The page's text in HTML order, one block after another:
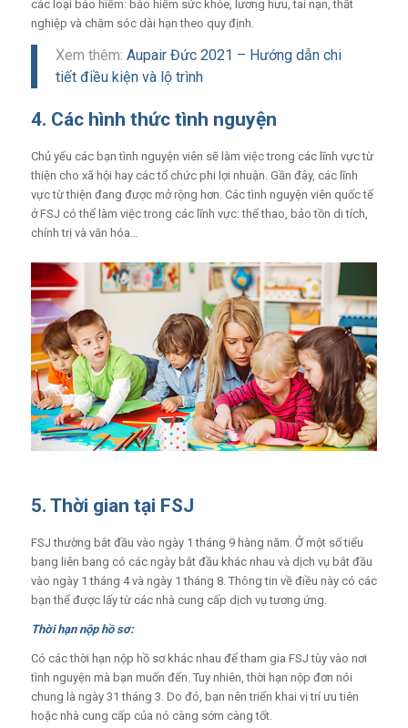
các loại bảo hiểm: bảo hiểm sức khỏe, lương hưu, tai nạn, thất
nghiệp và chăm sóc dài hạn theo quy định.
Xem thêm: Aupair Đức 2021 – Hướng dẫn chi
tiết điều kiện và lộ trình
4. Các hình thức tình nguyện
Chủ yếu các bạn tình nguyện viên sẽ làm việc trong các lĩnh vực từ
thiện cho xã hội hay các tổ chức phi lợi nhuận. Gần đây, các lĩnh
vực từ thiện đang được mở rộng hơn. Các tình nguyện viên quốc tế
ở FSJ có thể làm việc trong các lĩnh vực: thể thao, bảo tồn di tích,
chính trị và văn hóa…
5. Thời gian tại FSJ
FSJ thường bắt đầu vào ngày 1 tháng 9 hàng năm. Ở một số tiểu
bang liên bang có các ngày bắt đầu khác nhau và dịch vụ bắt đầu
vào ngày 1 tháng 4 và ngày 1 tháng 8. Thông tin về điều này có các
bạn thể được lấy từ các nhà cung cấp dịch vụ tương ứng.
Thời hạn nộp hồ sơ:
Có các thời hạn nộp hồ sơ khác nhau để tham gia FSJ tùy vào nơi
tình nguyện mà bạn muốn đến. Tuy nhiên, thời hạn nộp đơn nói
chung là ngày 31 tháng 3. Do đó, bạn nên triển khai vị trí ưu tiên
hoặc nhà cung cấp của nó càng sớm càng tốt.